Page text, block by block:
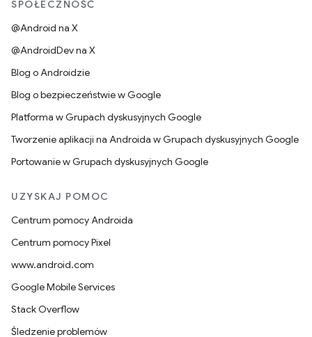
SPOŁECZNOŚĆ
@Android na X
@AndroidDev na X
Blog o Androidzie
Blog o bezpieczeństwie w Google
Platforma w Grupach dyskusyjnych Google
Tworzenie aplikacji na Androida w Grupach dyskusyjnych Google
Portowanie w Grupach dyskusyjnych Google
UZYSKAJ POMOC
Centrum pomocy Androida
Centrum pomocy Pixel
www.android.com
Google Mobile Services
Stack Overflow
Śledzenie problemów